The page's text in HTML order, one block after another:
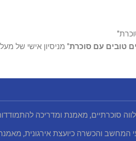
טובים עם סוכרת" מניסיון אישי של מעל 40 שנה בהתמודדות עם סוכרת
סוכרתיים, מאמנת ומדריכה
המחשב והכשרה כיועצת אירגונית,